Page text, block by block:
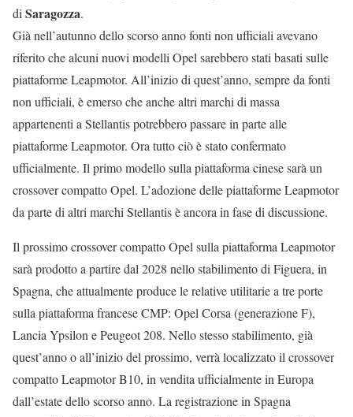
di Saragozza.
Già nell’autunno dello scorso anno fonti non ufficiali avevano
riferito che alcuni nuovi modelli Opel sarebbero stati basati sulle
piattaforme Leapmotor. All’inizio di quest’anno, sempre da fonti
non ufficiali, è emerso che anche altri marchi di massa
appartenenti a Stellantis potrebbero passare in parte alle
piattaforme Leapmotor. Ora tutto ciò è stato confermato
ufficialmente. Il primo modello sulla piattaforma cinese sarà un
crossover compatto Opel. L’adozione delle piattaforme Leapmotor
da parte di altri marchi Stellantis è ancora in fase di discussione.
Il prossimo crossover compatto Opel sulla piattaforma Leapmotor
sarà prodotto a partire dal 2028 nello stabilimento di Figuera, in
Spagna, che attualmente produce le relative utilitarie a tre porte
sulla piattaforma francese CMP: Opel Corsa (generazione F),
Lancia Ypsilon e Peugeot 208. Nello stesso stabilimento, già
quest’anno o all’inizio del prossimo, verrà localizzato il crossover
compatto Leapmotor B10, in vendita ufficialmente in Europa
dall’estate dello scorso anno. La registrazione in Spagna